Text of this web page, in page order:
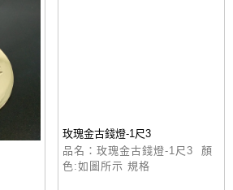
玫瑰金古錢燈-1尺3
品名：玫瑰金古錢燈-1尺3 顏
色:如圖所示 規格